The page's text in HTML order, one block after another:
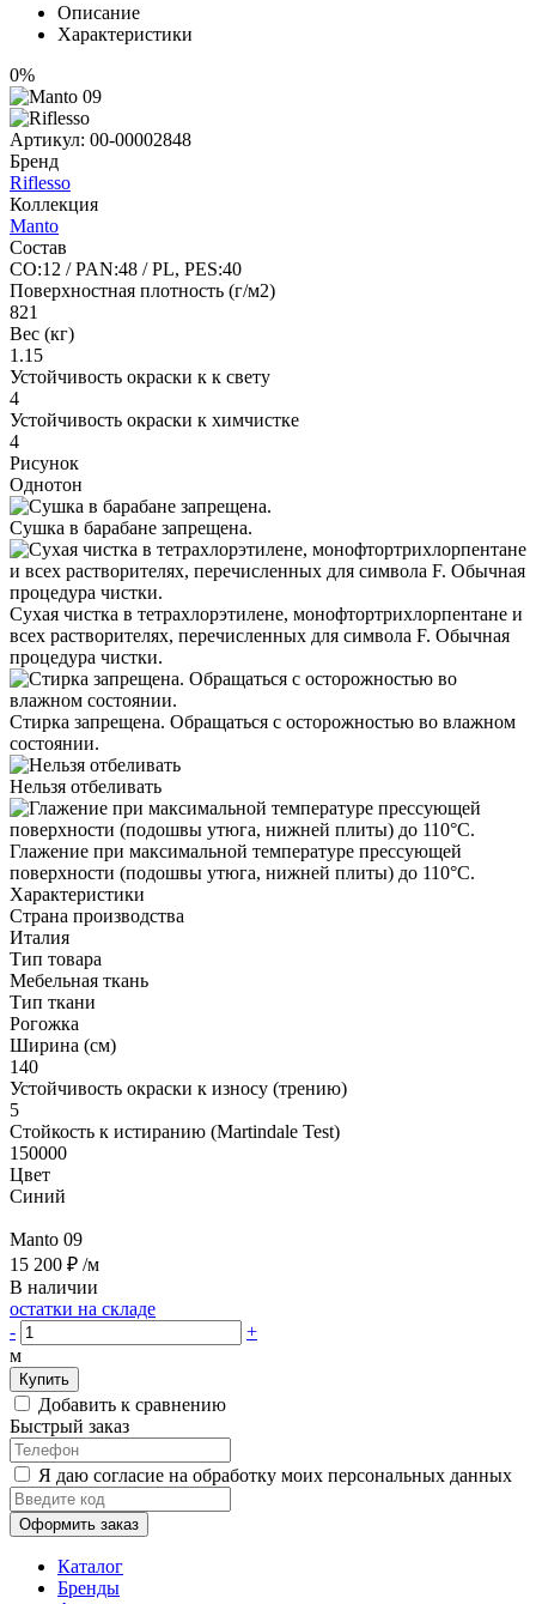
Описание
Характеристики
0%
Артикул: 00-00002848
Бренд
Riflesso
Коллекция
Manto
Состав
CO:12 / PAN:48 / PL, PES:40
Поверхностная плотность (г/м2)
821
Вес (кг)
1.15
Устойчивость окраски к к свету
4
Устойчивость окраски к химчистке
4
Рисунок
Однотон
Сушка в барабане запрещена.
Сухая чистка в тетрахлорэтилене, монофтортрихлорпентане и
всех растворителях, перечисленных для символа F. Обычная
процедура чистки.
Стирка запрещена. Обращаться с осторожностью во влажном
состоянии.
Нельзя отбеливать
Глажение при максимальной температуре прессующей
поверхности (подошвы утюга, нижней плиты) до 110°С.
Характеристики
Страна производства
Италия
Тип товара
Мебельная ткань
Тип ткани
Рогожка
Ширина (см)
140
Устойчивость окраски к износу (трению)
5
Стойкость к истиранию (Martindale Test)
150000
Цвет
Синий
Manto 09
15 200 ₽ /м
В наличии
остатки на складе
-
+
м
Купить
Добавить к сравнению
Быстрый заказ
Я даю согласие на обработку моих персональных данных
Оформить заказ
Каталог
Бренды